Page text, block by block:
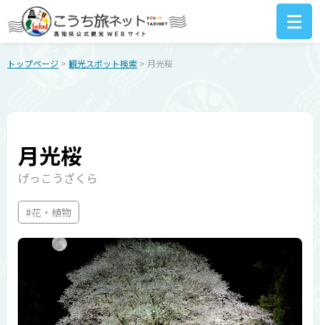
トップページ > 観光スポット検索 > 月光桜
月光桜
げっこうざくら
#花・植物